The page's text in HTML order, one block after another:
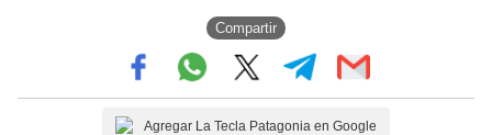
Compartir
Agregar La Tecla Patagonia en Google